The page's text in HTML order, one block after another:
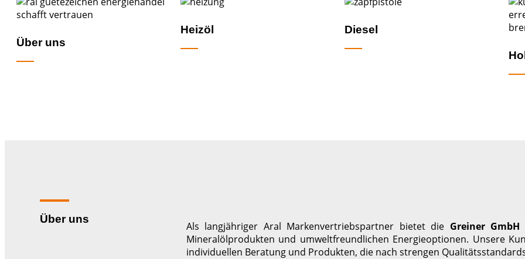
Über uns
Heizöl Diesel
Über uns
Als langjähriger Aral Markenvertriebspartner bietet die Greiner GmbH
Mineralölprodukten und umweltfreundlichen Energieoptionen. Unsere
individuellen Beratung und Produkten, die nach strengen